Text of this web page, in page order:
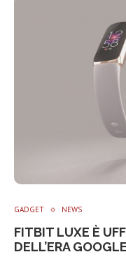
GADGET NEWS
FITBIT LUXE È
DELL’ERA